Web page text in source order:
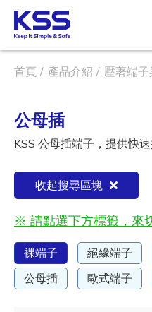
首頁 產品介紹 壓著端
公母插
KSS 公母插端子，提供快速
收起搜尋區塊
※ 請點選下方標籤，來
裸端子 絕緣端子
公母插
歐式端子